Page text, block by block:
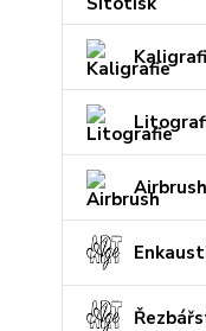
Airbrush